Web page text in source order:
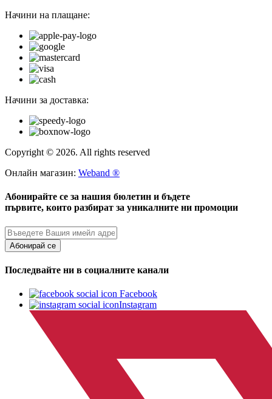
Начини на плащане:
Начини за доставка:
Copyright © 2026. All rights reserved
Онлайн магазин: Weband ®
Абонирайте се за нашия бюлетин и бъдете
първите, които разбират за уникалните ни промоции
Абонирай се
Последвайте ни в социалните канали
Facebook
Instagram